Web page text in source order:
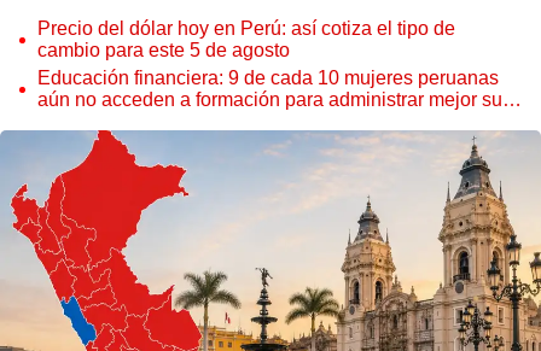
Precio del dólar hoy en Perú: así cotiza el tipo de
cambio para este 5 de agosto
Educación financiera: 9 de cada 10 mujeres peruanas
aún no acceden a formación para administrar mejor su